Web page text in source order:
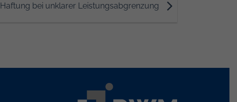
bei unklarer Leistungsabgrenzung